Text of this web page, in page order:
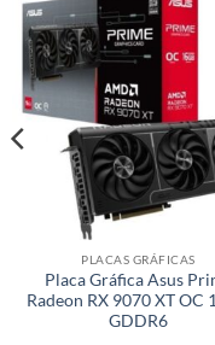
PLACAS GRÁFICAS
Placa Gráfica Asus
Radeon RX 9070 XT OC
GDDR6